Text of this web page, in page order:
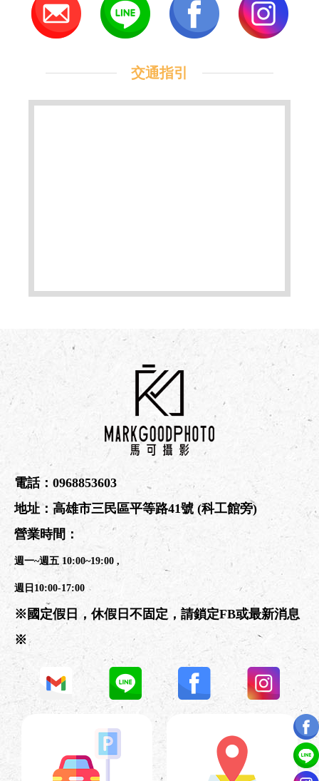
交通指引
電話： 0968853603
地址：高雄市三民區平等路41號 (科工館旁)
營業時間：
週一~週五 10:00~19:00 ,
週日10:00-17:00
※國定假日，休假日不固定，請鎖定FB或最新消息
※